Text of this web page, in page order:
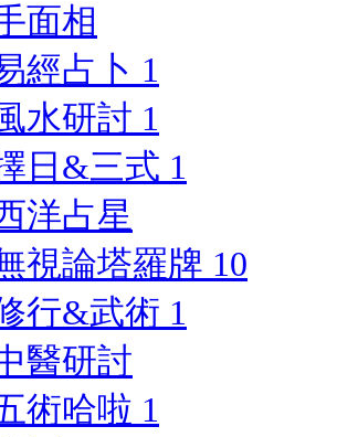
面相
經占卜 1
水研討 1
日&三式 1
洋占星
視論塔羅牌 10
行&武術 1
醫研討
術哈啦 1